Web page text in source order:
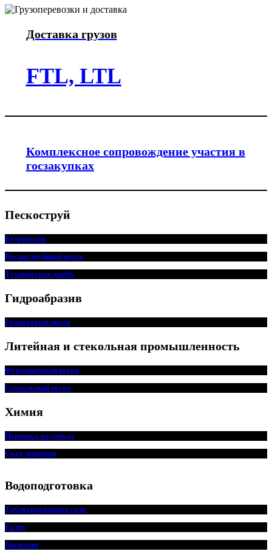
Доставка грузов
FTL, LTL
Комплексное сопровождение участия в
госзакупках
Пескоструй
Купершлак
Пескоструйный песок
Техническая дробь
Гидроабразив
Гранатовый песок
Литейная и стекольная промышленность
Формовочный песок
Стекольный песок
Химия
Перекись водорода
Сода пищевая
Водоподготовка
Таблетированная соль
Галит
Аргиллит